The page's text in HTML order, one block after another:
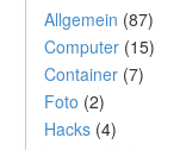
Allgemein (87)
Computer (15)
Container (7)
Foto (2)
Hacks (4)